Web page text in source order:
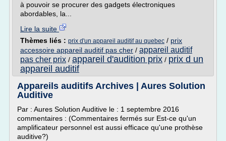
à pouvoir se procurer des gadgets électroniques
abordables, la...
Lire la suite
Thèmes liés : prix d'un appareil auditif au quebec / prix
accessoire appareil auditif pas cher / appareil auditif
pas cher prix / appareil d'audition prix / prix d un
appareil auditif
Appareils auditifs Archives | Aures Solution
Auditive
Par : Aures Solution Auditive le : 1 septembre 2016
commentaires : (Commentaires fermés sur Est-ce qu'un
amplificateur personnel est aussi efficace qu'une prothèse
auditive?)